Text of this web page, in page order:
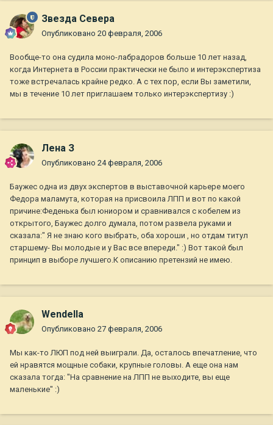
Звезда Севера
Опубликовано 20 февраля, 2006
Вообще-то она судила моно-лабрадоров больше 10 лет назад,
когда Интернета в России практически не было и интерэкспертиза
тоже встречалась крайне редко. А с тех пор, если Вы заметили,
мы в течение 10 лет приглашаем только интерэкспертизу :)
Лена З
Опубликовано 24 февраля, 2006
Баужес одна из двух экспертов в выставочной карьере моего
Федора маламута, которая на присвоила ЛПП и вот по какой
причине:Феденька был юниором и сравнивался с кобелем из
открытого, Баужес долго думала, потом развела руками и
сказала:" Я не знаю кого выбрать, оба хороши , но отдам титул
старшему- Вы молодые и у Вас все впереди." :) Вот такой был
принцип в выборе лучшего.К описанию претензий не имею.
Wendella
Опубликовано 27 февраля, 2006
Мы как-то ЛЮП под ней выиграли. Да, осталось впечатление, что
ей нравятся мощные собаки, крупные головы. А еще она нам
сказала тогда: "На сравнение на ЛПП не выходите, вы еще
маленькие" :)